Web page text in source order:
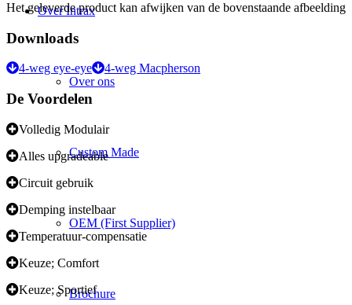
Over Intrax
Over ons
Custom Made
OEM (First Supplier)
Brochure
Het geleverde product kan afwijken van de bovenstaande afbeelding
Downloads
4-weg eye-eye 4-weg Macpherson
De Voordelen
Volledig Modulair
Alles upgradeable
Circuit gebruik
Demping instelbaar
Temperatuur-compensatie
Keuze; Comfort
Keuze; Sportief